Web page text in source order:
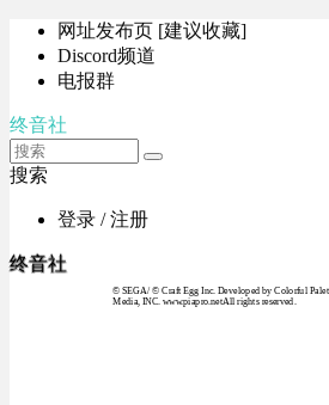
网址发布页 [建议收藏]
Discord频道
电报群
终音社
搜索
登录 / 注册
终音社
© SEGA / © Craft Egg Inc. Developed by Colorful
Media, INC. www.piapro.netAll rights reserved.